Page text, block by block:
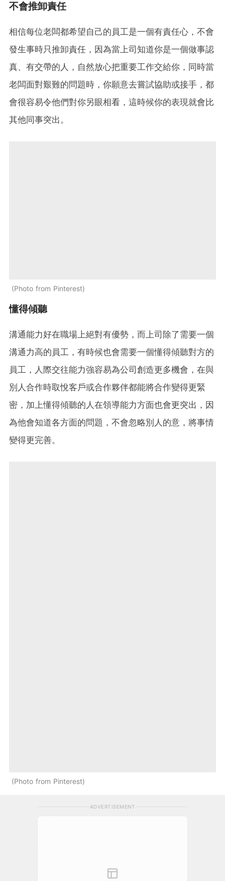
不會推卸責任
相信每位老闆都希望自己的員工是一個有責任心，不會
發生事時只推卸責任，因為當上司知道你是一個做事認
真、有交帶的人，自然放心把重要工作交給你，同時當
老闆面對艱難的問題時，你願意去嘗試協助或接手，都
會很容易令他們對你另眼相看，這時候你的表現就會比
其他同事突出。
Photo from Pinterest
懂得傾聽
溝通能力好在職場上絕對有優勢，而上司除了需要一個
溝通力高的員工，有時候也會需要一個懂得傾聽對方的
員工，人際交往能力強容易為公司創造更多機會，在與
別人合作時取悅客戶或合作夥伴都能將合作變得更緊
密，加上懂得傾聽的人在領導能力方面也會更突出，因
為他會知道各方面的問題，不會忽略別人的意，將事情
變得更完善。
Photo from Pinterest
ADVERTISEMENT